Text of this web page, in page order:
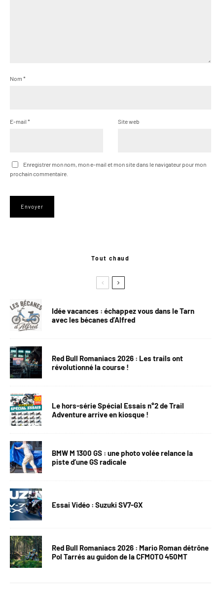
Nom *
E-mail * Site web
Enregistrer mon nom, mon e-mail et mon site dans le navigateur pour mon
prochain commentaire.
Tout chaud
Idée vacances : échappez vous dans le Tarn
avec les bécanes d’Alfred
Red Bull Romaniacs 2026 : Les trails ont
révolutionné la course !
Le hors-série Spécial Essais n°2 de Trail
Adventure arrive en kiosque !
BMW M 1300 GS : une photo volée relance la
piste d’une GS radicale
Essai Vidéo : Suzuki SV7-GX
Red Bull Romaniacs 2026 : Mario Roman détrône
Pol Tarrés au guidon de la CFMOTO 450MT